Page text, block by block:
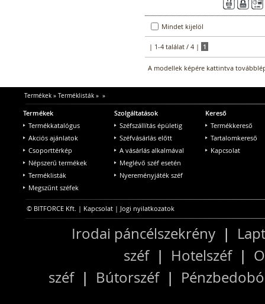
Mindet kijelöl
| 1-4 találat / 4 | 1
A modellek képére kattintva
Termékek» Terméklisták» »
Termékek
Termékkatalógus
Akciós ajánlatok
Csoporttérkép
Népszerű termékek
Terméklisták
Megszűnt széfek
Szolgáltatások
Széfszállítás épületig
Széfvásárlás előtt
A vásárlás alkalmával
Meglévő széf esetén
Nyereményjáték széf
Kereső
Termékkereső
Tartalomkereső
Kapcsolat
© BITFORCE Kft. | Kapcsolat | Jogi nyilatkozatok
Irodai páncélszekrény |
széf| Hotelszéf|
széf| Bútorszéf|